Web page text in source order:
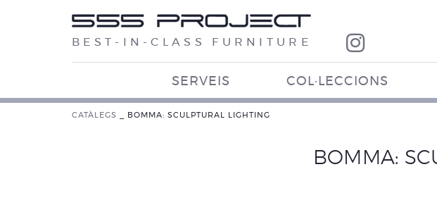
BEST-IN-CLASS FURNITURE
SERVEIS COL·LECCIONS
CATÀLEGS BOMMA: SCULPTURAL LIGHTING
BOMMA: